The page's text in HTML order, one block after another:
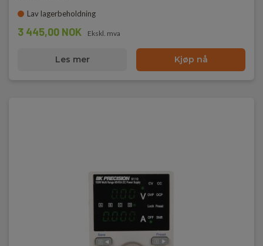
Lav lagerbeholdning
3 445,00 NOK Ekskl. mva
Les mer Kjøp nå